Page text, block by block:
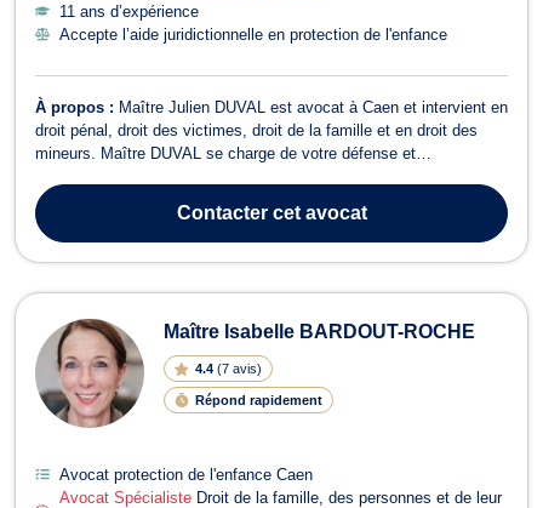
11 ans d’expérience
Accepte l’aide juridictionnelle en protection de l'enfance
À propos : Maître Julien DUVAL est avocat à Caen et intervient en
droit pénal, droit des victimes, droit de la famille et en droit des
mineurs. Maître DUVAL se charge de votre défense et
victime et ce, devant les différentes juridictions pénales pour des
faits de dépôt d...
Contactercet avocat
Maître Isabelle BARDOUT-ROCHE
4.4 (7 avis)
Répond rapidement
Avocat protection de l'enfance Caen
Avocat Spécialiste Droit de la famille, des personnes et de leur